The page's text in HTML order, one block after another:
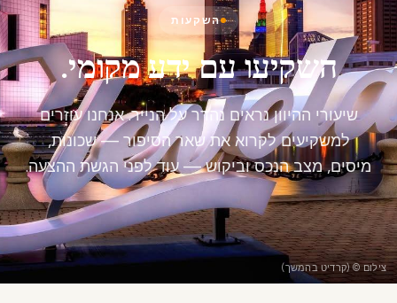
השקעות
השקיעו עם ידע מקומי.
שיעורי ההיוון נראים נהדר על הנייר. אנחנו עוזרים
למשקיעים לקרוא את שאר הסיפור — שכונות,
מיסים, מצב הנכס וביקוש — עוד לפני הגשת ההצעה.
צילום © (קרדיט בהמשך)